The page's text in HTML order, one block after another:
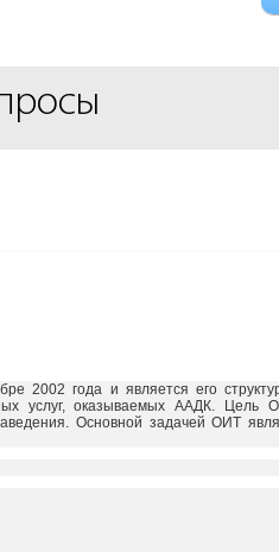
2002 года и является его
услуг, оказываемых ААДК. Цель
Основной задачей ОИТ